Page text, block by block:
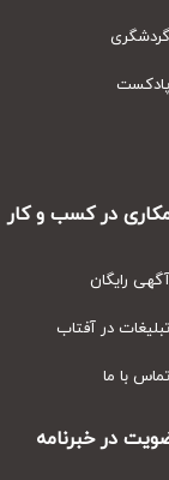
در کسب و کار
رایگان
در آفتاب
با ما
در خبرنامه